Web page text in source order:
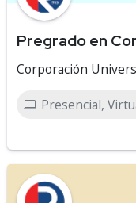
Pregrado en
Corporación
Presencial,